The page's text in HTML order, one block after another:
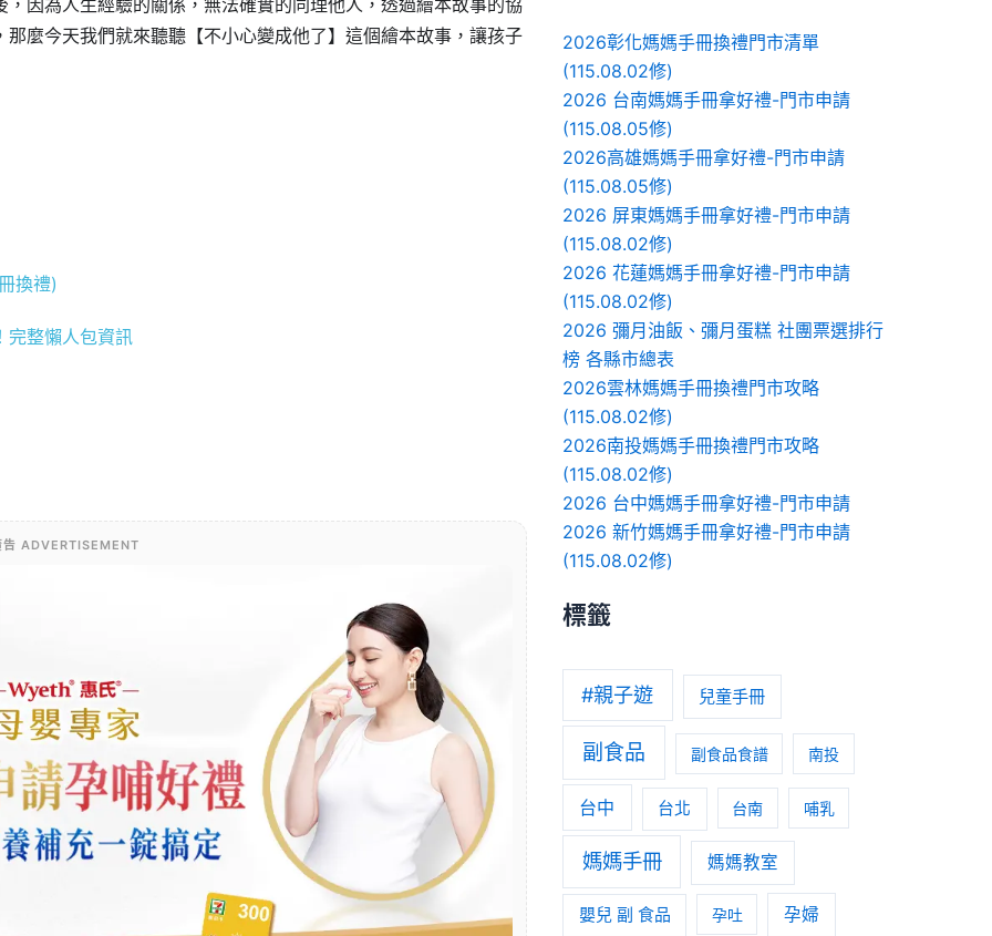
因為人生經驗的關係，無法確實的同理他人，透過繪本故事的協
麼今天我們就來聽聽【不小心變成他了】這個繪本故事，讓孩子
換禮)
完整懶人包資訊
告 ADVERTISEMENT
2026彰化媽媽手冊換禮門市清單
(115.08.02修)
2026 台南媽媽手冊拿好禮-門市申請
(115.08.05修)
2026高雄媽媽手冊拿好禮-門市申請
(115.08.05修)
2026 屏東媽媽手冊拿好禮-門市申請
(115.08.02修)
2026 花蓮媽媽手冊拿好禮-門市申請
(115.08.02修)
2026 彌月油飯、彌月蛋糕 社團票選排行
榜 各縣市總表
2026雲林媽媽手冊換禮門市攻略
(115.08.02修)
2026南投媽媽手冊換禮門市攻略
(115.08.02修)
2026 台中媽媽手冊拿好禮-門市申請
2026 新竹媽媽手冊拿好禮-門市申請
(115.08.02修)
標籤
#親子遊 兒童手冊
副食品 副食品食譜 南投
台中 台北 台南 哺乳
媽媽手冊 媽媽教室
嬰兒 副 食品 孕吐 孕婦